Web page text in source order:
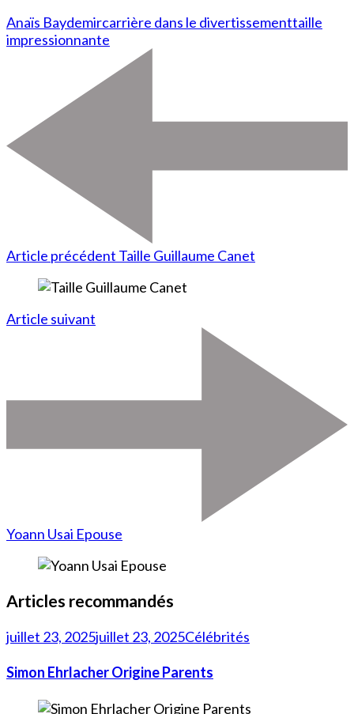
Anaïs Baydemircarrière dans le divertissementtaille
impressionnante
Article précédent Taille Guillaume Canet
Article suivant
Yoann Usai Epouse
Articles recommandés
juillet 23, 2025juillet 23, 2025Célébrités
Simon Ehrlacher Origine Parents